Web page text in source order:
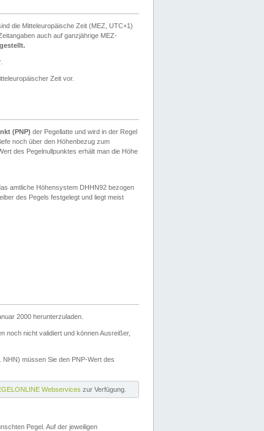
die Mitteleuropäische Zeit (MEZ, UTC+1)
auch auf ganzjährige MEZ-
Zeit vor.
(PNP) der Pegellatte und wird in der Regel
noch über den Höhenbezug zum
des Pegelnullpunktes erhält man die Höhe
amtliche Höhensystem DHHN92 bezogen
des Pegels festgelegt und liegt meist
2000 herunterzuladen.
noch nicht validiert und können Ausreißer,
NHN) müssen Sie den PNP-Wert des
Webservices zur Verfügung.
Pegel. Auf der jeweiligen